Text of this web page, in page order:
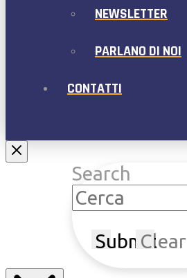
NEWSLETTER
PARLANO DI NOI
CONTATTI
Search
SubmitClear